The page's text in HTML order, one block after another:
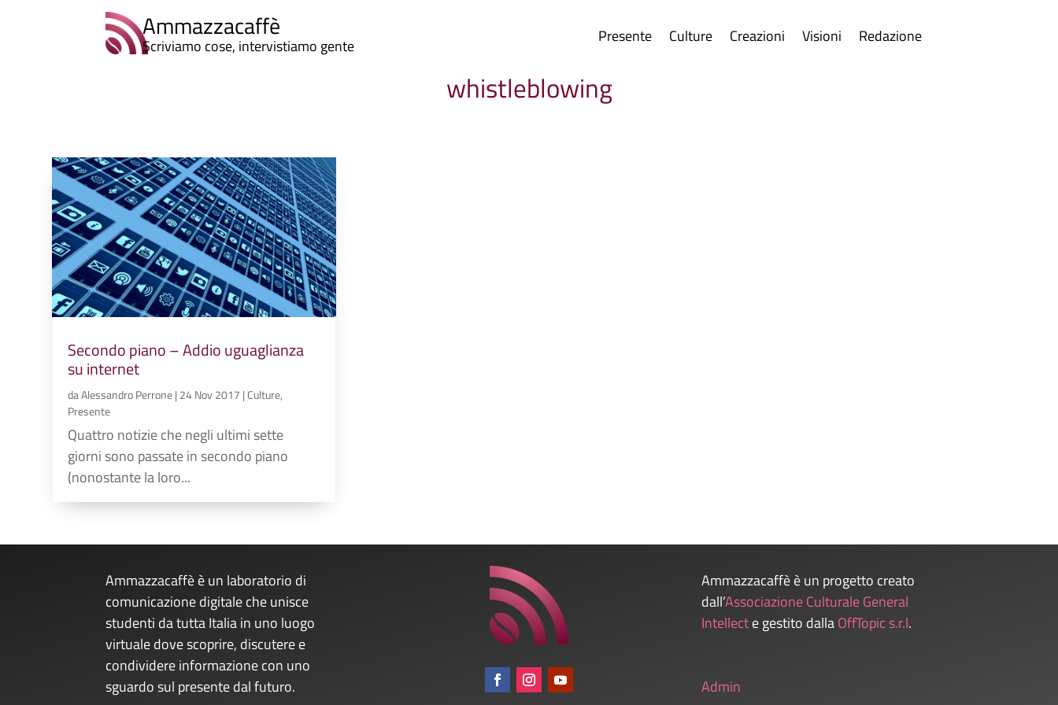
Ammazzacaffè
Scriviamo cose, intervistiamo gente Presente Culture Creazioni Visioni Redazione
whistleblowing
Secondo piano – Addio uguaglianza
su internet
daAlessandro Perrone| 24 Nov 2017 |Culture,
Presente
Quattro notizie che negli ultimi sette
giorni sono passate in secondo piano
(nonostante la loro...
Ammazzacaffè è un laboratorio di
comunicazione digitale che unisce
studenti da tutta Italia in uno luogo
virtuale dove scoprire, discutere e
condividere informazione con uno
sguardo sul presente dal futuro.
Ammazzacaffè è un progetto creato
dall’Associazione Culturale General
Intellecte gestito dallaOffTopic s.r.l.
Admin